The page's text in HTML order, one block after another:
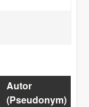
Autor
(Pseudonym)